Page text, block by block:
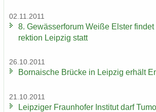
02.11.2011
8. Ge­wäs­ser­fo­rum Weiße Els­ter
rek­ti­on Leip­zig statt
26.10.2011
Bor­na­i­sche Brü­cke in Leip­zig er­hält
21.10.2011
Leip­zi­ger Fraun­ho­fer In­sti­tut darf